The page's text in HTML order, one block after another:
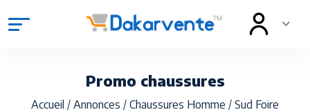
Promo chaussures
Accueil / Annonces / Chaussures Homme / Sud Foire